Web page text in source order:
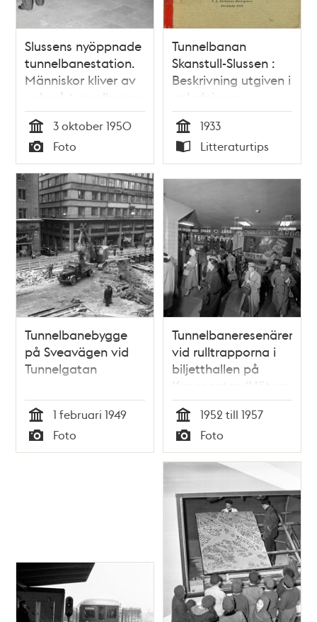
Slussens nyöppnade
tunnelbanestation.
Människor kliver av
och på tunnelbanan
Tid
3 oktober 1950
Typ
Foto
Tunnelbanan
Skanstull-Slussen :
Beskrivning utgiven i
anledning av
tunnelbanans
invigning den 30
september 1933
Tid
1933
Typ
Litteraturtips
Tunnelbanebygge
på Sveavägen vid
Tunnelgatan
Tid
1 februari 1949
Typ
Foto
Tunnelbaneresenärer
vid rulltrapporna i
biljetthallen på
Kungsgatan/Hötorgets
tunnelbanestation.
Tid
1952 till 1957
Typ
Foto